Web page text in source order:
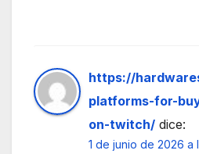
https://
platforms-for-
on-twitch/ dice:
1 de junio de 2026 a